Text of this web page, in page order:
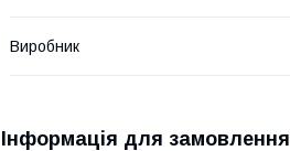
Виробник
Інформація для замовлення